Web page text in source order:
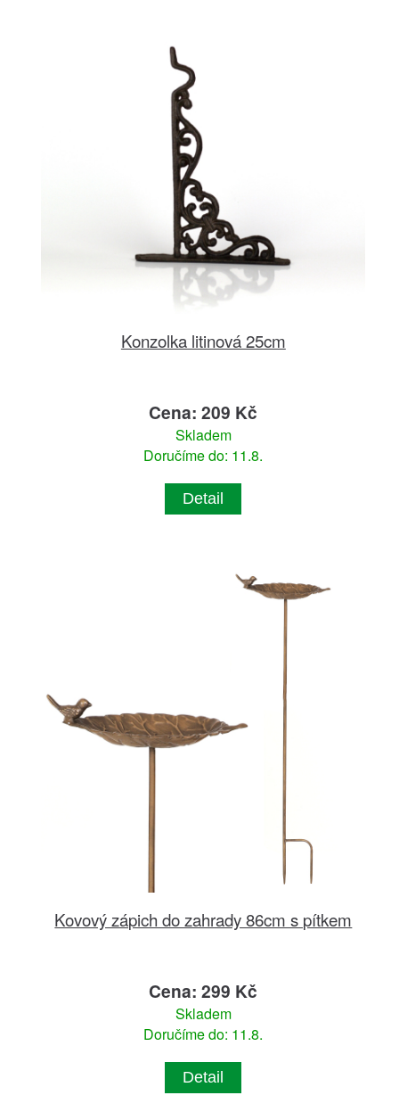
Konzolka litinová 25cm
Cena: 209 Kč
Skladem
Doručíme do: 11.8.
Detail
Kovový zápich do zahrady 86cm s pítkem
Cena: 299 Kč
Skladem
Doručíme do: 11.8.
Detail